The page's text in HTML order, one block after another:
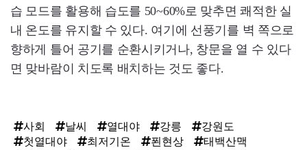
습 모드를 활용해 습도를 50~60%로 맞추면 쾌적한 실
내 온도를 유지할 수 있다. 여기에 선풍기를 벽 쪽으로
향하게 틀어 공기를 순환시키거나, 창문을 열 수 있다
면 맞바람이 치도록 배치하는 것도 좋다.
사회 날씨 열대야 강릉
강원도
첫열대야
최저기온 푄현상
태백산맥